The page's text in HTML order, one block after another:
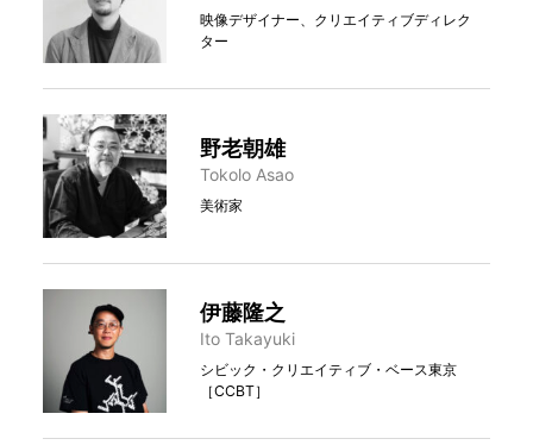
映像デザイナー、クリエイティブディレク
ター
野老朝雄
Tokolo Asao
美術家
伊藤隆之
Ito Takayuki
シビック・クリエイティブ・ベース東京
［CCBT］